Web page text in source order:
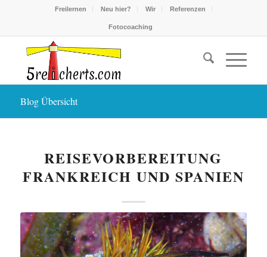
Freilernen Neu hier? Wir Referenzen
Fotocoaching
Blog Übersicht
REISEVORBEREITUNG
FRANKREICH UND SPANIEN